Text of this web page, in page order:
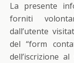
La presente
forniti
dall’utente
del “form
dell’iscrizione